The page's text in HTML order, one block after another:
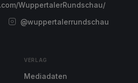
WuppertalerRundschau/
@wuppertalerrundschau
VERLAG
Mediadaten